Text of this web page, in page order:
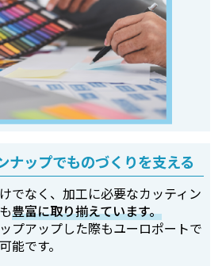
ナップでものづくりを支える
でなく、加工に必要なカッティン
豊富に取り揃えています。
プアップした際もユーロポートで
能です。